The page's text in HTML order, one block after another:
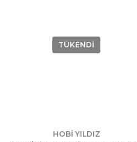
TÜKENDİ
HOBİ YILDIZ